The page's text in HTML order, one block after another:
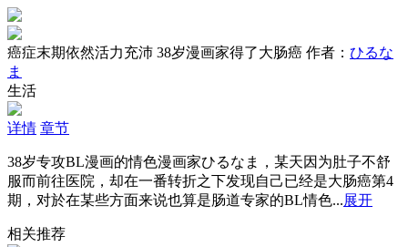
癌症末期依然活力充沛 38岁漫画家得了大肠癌 作者： ひるな
ま
生活
详情 章节
38岁专攻BL漫画的情色漫画家ひるなま，某天因为肚子不舒
服而前往医院，却在一番转折之下发现自己已经是大肠癌第4
期，对於在某些方面来说也算是肠道专家的BL情色...展开
相关推荐